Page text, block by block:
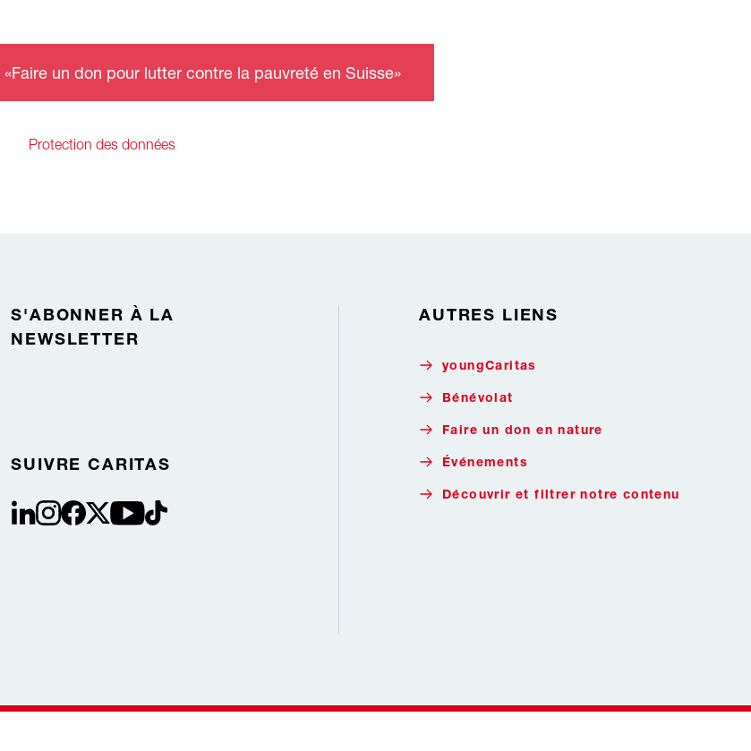
un don pour lutter contre la pauvreté en Suisse»
Protection des données
S'ABONNER À LA
NEWSLETTER
SUIVRE CARITAS
linkedininstagram
facebookTwitter / X
youtube
tiktok
AUTRES LIENS
youngCaritas
Bénévolat
Faire un don en nature
Événements
Découvrir et filtrer notre contenu